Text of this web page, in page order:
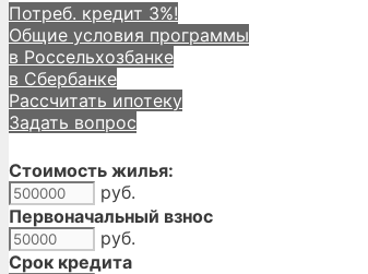
Потреб. кредит 3%!
Общие условия программы
в Россельхозбанке
в Сбербанке
Рассчитать ипотеку
Задать вопрос
Стоимость жилья:
руб.
Первоначальный взнос
руб.
Срок кредита